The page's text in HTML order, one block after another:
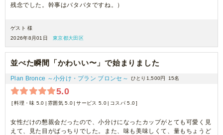
残念でした。幹事はバタバタですね。）
ゲスト 様
2026年8月01日
東京都大田区
並べた瞬間「かわいい〜」で始まりました
Plan Bronce ～小分け・プラン ブロンセ～ ひとり1,500円 15名
5.0
料理・味 5.0 雰囲気 5.0 サービス 5.0 コスパ 5.0
女性だけの懇親会だったので、小分けになったカップがとても可愛く見
えて、見た目がばっちりでした。また、味も美味しくて、量もちょうど